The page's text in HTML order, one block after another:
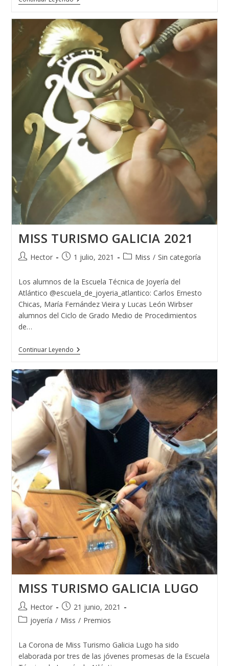
TURISMO
MISS TURISMO GALICIA 2021
Autor
la
entrada:
Hector
Publicación
la
entrada:
1 julio, 2021
Categoría
la
entrada:
Miss / Sin categoría
Los alumnos de la Escuela Técnica de Joyería del
Atlántico @escuela_de_joyeria_atlantico: Carlos Ernesto
Chicas, María Fernández Vieira y Lucas León Wirbser
alumnos del Ciclo de Grado Medio de Procedimientos
de…
Continuar LeyendoMISS
TURISMO
2021
MISS TURISMO GALICIA LUGO
Autor
de
Hector
Publicación
de
21 junio, 2021
Categoría
la
entrada:
joyería / Miss / Premios
La Corona de Miss Turismo Galicia Lugo ha sido
elaborada por tres de las jóvenes promesas de la Escuela